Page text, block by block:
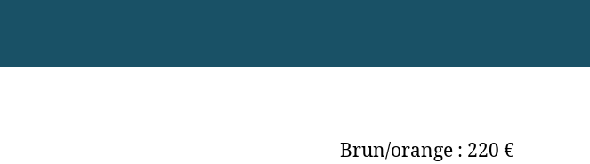
Brun/orange : 220 €